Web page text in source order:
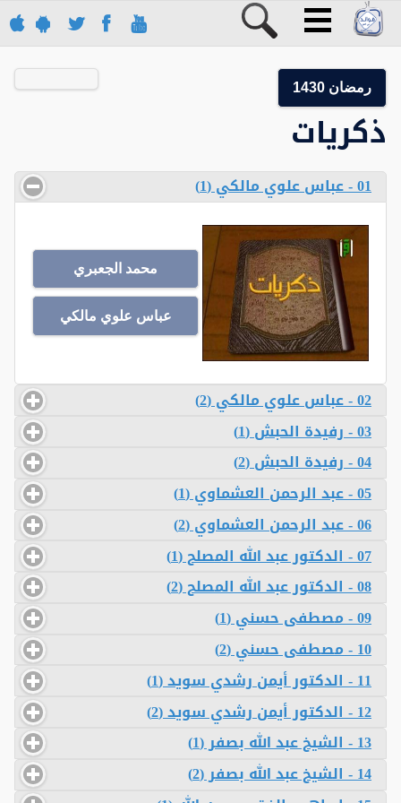
رمضان 1430
ذكريات
01 - عباس علوي مالكي (1)
محمد الجعبري
عباس علوي مالكي
02 - عباس علوي مالكي (2)
03 - رفيدة الحبش (1)
04 - رفيدة الحبش (2)
05 - عبد الرحمن العشماوي (1)
06 - عبد الرحمن العشماوي (2)
07 - الدكتور عبد الله المصلح (1)
08 - الدكتور عبد الله المصلح (2)
09 - مصطفى حسني (1)
10 - مصطفى حسني (2)
11 - الدكتور أيمن رشدي سويد (1)
12 - الدكتور أيمن رشدي سويد (2)
13 - الشيخ عبد الله بصفر (1)
14 - الشيخ عبد الله بصفر (2)